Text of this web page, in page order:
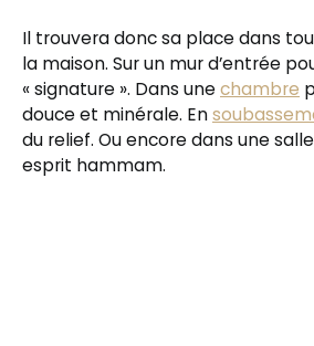
Il trouvera donc sa place dans
la maison. Sur un mur d’entrée
« signature ». Dans unechambre
douce et minérale. En
du relief. Ou encore dans une
esprit hammam.